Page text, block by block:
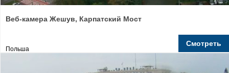
Веб-камера Жешув, Карпатский Мост
Польша
Смотреть